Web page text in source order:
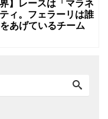
】レースは「マラネ
ィ。フェラーリは誰
あげているチーム